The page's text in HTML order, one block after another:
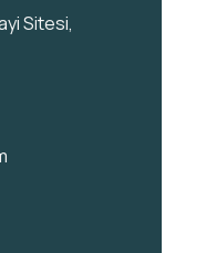
Sitesi,